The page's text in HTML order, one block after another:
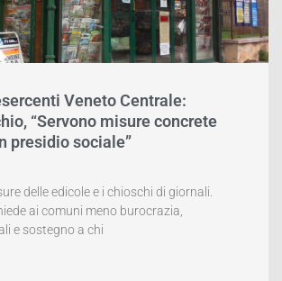
Veneto Centrale:
“Servono misure concrete
presidio sociale”
delle edicole e i chioschi di giornali.
ai comuni meno burocrazia,
e sostegno a chi